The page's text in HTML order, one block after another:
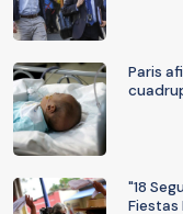
Paris
"18
Fiestas